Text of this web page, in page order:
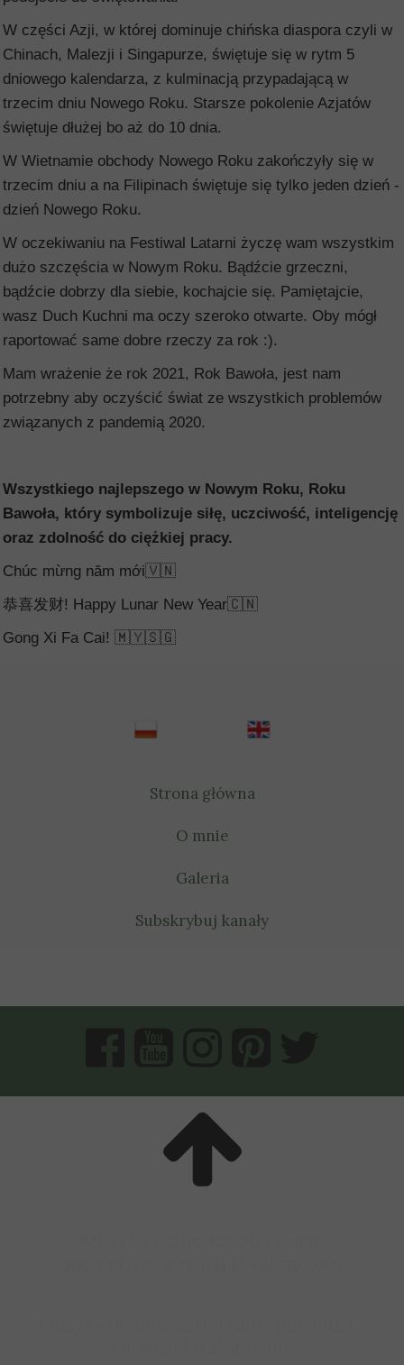
W części Azji, w której dominuje chińska diaspora czyli w
Chinach, Malezji i Singapurze, świętuje się w rytm 5
dniowego kalendarza, z kulminacją przypadającą w
trzecim dniu Nowego Roku. Starsze pokolenie Azjatów
świętuje dłużej bo aż do 10 dnia.
W Wietnamie obchody Nowego Roku zakończyły się w
trzecim dniu a na Filipinach świętuje się tylko jeden dzień -
dzień Nowego Roku.
W oczekiwaniu na Festiwal Latarni życzę wam wszystkim
dużo szczęścia w Nowym Roku. Bądźcie grzeczni,
bądźcie dobrzy dla siebie, kochajcie się. Pamiętajcie,
wasz Duch Kuchni ma oczy szeroko otwarte. Oby mógł
raportować same dobre rzeczy za rok :).
Mam wrażenie że rok 2021, Rok Bawoła, jest nam
potrzebny aby oczyścić świat ze wszystkich problemów
związanych z pandemią 2020.
Wszystkiego najlepszego w Nowym Roku, Roku
Bawoła, który symbolizuje siłę, uczciwość, inteligencję
oraz zdolność do ciężkiej pracy.
Chúc mừng năm mới🇻🇳
恭喜发财! Happy Lunar New Year🇨🇳
Gong Xi Fa Cai! 🇲🇾🇸🇬
Strona główna
O mnie
Galeria
Subskrybuj kanały